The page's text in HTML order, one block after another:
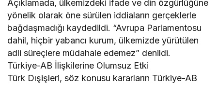
Açıklamada, ülkemizdeki ifade ve din özgürlüğüne
yönelik olarak öne sürülen iddiaların gerçeklerle
bağdaşmadığı kaydedildi. “Avrupa Parlamentosu
dahil, hiçbir yabancı kurum, ülkemizde yürütülen
adli süreçlere müdahale edemez” denildi.
Türkiye-AB İlişkilerine Olumsuz Etki
Türk Dışişleri, söz konusu kararların Türkiye-AB